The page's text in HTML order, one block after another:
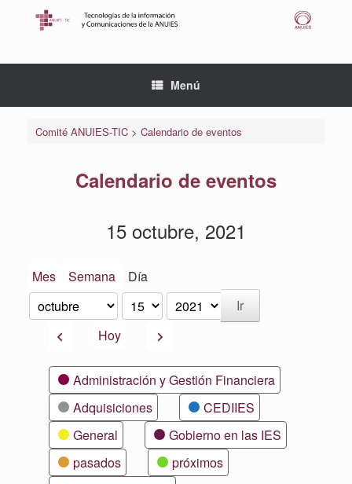
Menú
Comité ANUIES-TIC> Calendario de eventos
Calendario de eventos
15 octubre, 2021
Mes Semana Día
Mes
Día
Año
AnteriorHoy Siguiente
CategoríasAdministración y Gestión Financiera
Adquisiciones
CEDIIES
General
Gobierno en las IES
pasados
próximos